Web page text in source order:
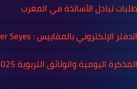
طلبات تبادل الأساتذة في المغرب
الدفتر الإلكتروني بالمقاييس : e-Cahier Seyes
المذكرة اليومية والوثائق التربوية 2025-2026